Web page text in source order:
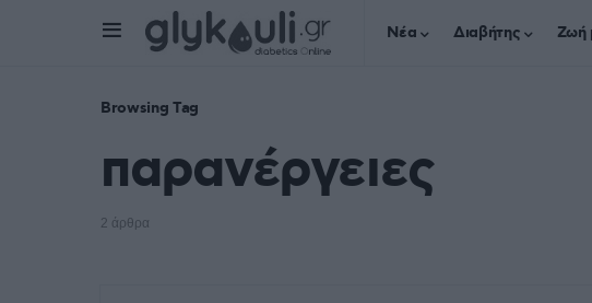
Νέα Διαβήτης Ζωή
Browsing Tag
παρανέργειες
2 άρθρα